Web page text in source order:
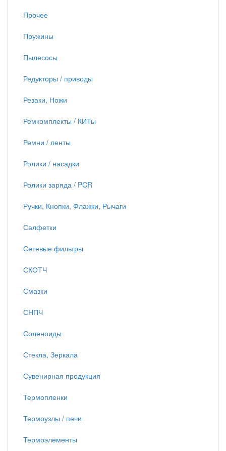
Прочее
Пружины
Пылесосы
Редукторы / приводы
Резаки, Ножи
Ремкомплекты / КИТы
Ремни / ленты
Ролики / насадки
Ролики заряда / PCR
Ручки, Кнопки, Флажки, Рычаги
Салфетки
Сетевые фильтры
СКОТЧ
Смазки
СНПЧ
Соленоиды
Стекла, Зеркала
Сувенирная продукция
Термопленки
Термоузлы / печи
Термоэлементы